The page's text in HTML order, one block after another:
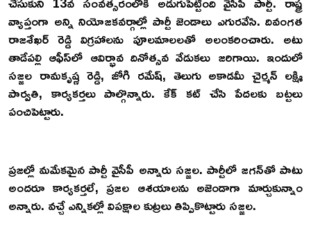
వ్యాప్తంగా అన్ని నియోజకవర్గాల్లో పార్టీ జెండాలు ఎగురవేసి. దివంగత
రాజశేఖర్ రెడ్డి విగ్రహాలను పూలమాలలతో అలంకరించారు. అటు
తాడేపల్లి ఆఫీస్‌లో ఆవిర్భావ దినోత్సవ వేడుకలు జరిగాయి. ఇందులో
సజ్జల రామకృష్ణ రెడ్డి, జోగి రమేష్, తెలుగు అకాడమీ చైర్మన్ లక్ష్మి
పార్వతి, కార్యకర్తలు పాల్గొన్నారు. కేక్ కట్‌ చేసి పేదలకు బట్టలు
పంచిపెట్టారు.
ప్రజల్లో మమేకమైన పార్టీ వైసీపీ అన్నారు సజ్జల. పార్టీలో జగన్‌తో పాటు
అందరూ కార్యకర్తలే, ప్రజల ఆశయాలను అజెండాగా మార్చుకున్నాం
అన్నారు. వచ్చే ఎన్నికల్లో విపక్షాల కుట్రలు తిప్పికొట్టారు సజ్జల.